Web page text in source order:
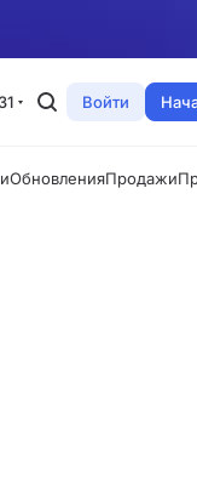
Войти
ОбновленияПродажи